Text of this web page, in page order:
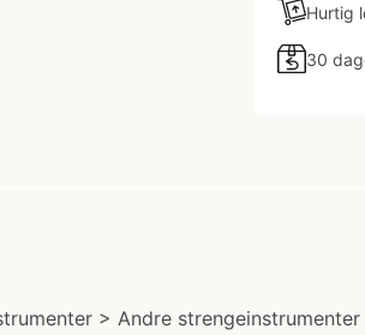
Hurtig
30
> Andre